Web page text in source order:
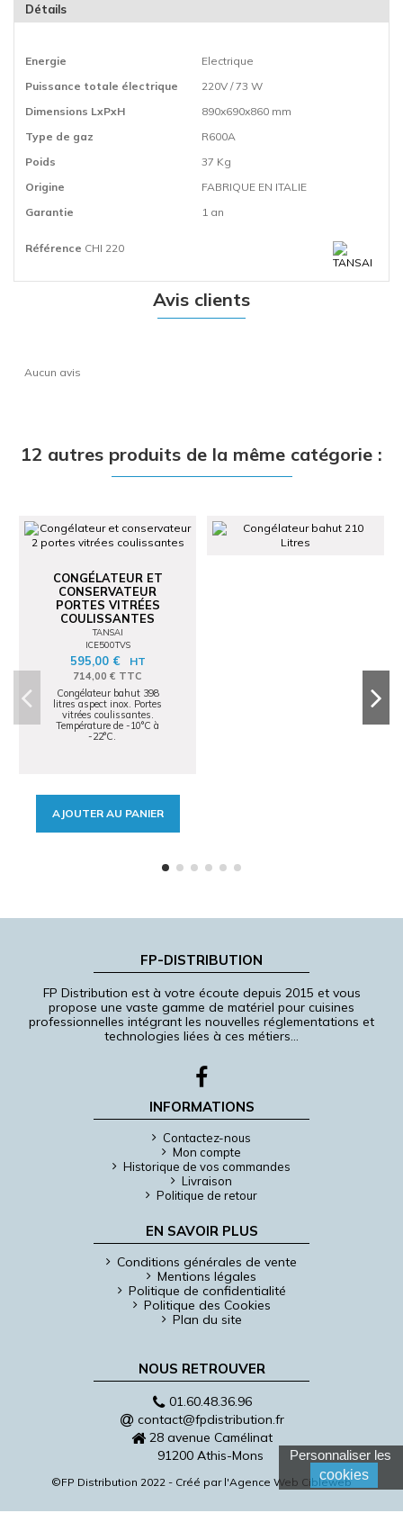
Détails
Energie
Electrique
Puissance totale électrique
220V / 73 W
Dimensions LxPxH
890x690x860 mm
Type de gaz
R600A
Poids
37 Kg
Origine
FABRIQUE EN ITALIE
Garantie
1 an
Référence CHI 220
Avis clients
Aucun avis
12 autres produits de la même catégorie :
CONGÉLATEUR ET
CONSERVATEUR
PORTES VITRÉES
COULISSANTES
TANSAI
ICE500TVS
595,00 € HT
714,00 € TTC
Congélateur bahut 398
litres aspect inox. Portes
vitrées coulissantes.
Température de -10°C à
-22°C.
AJOUTER AU PANIER
FP-DISTRIBUTION
FP Distribution est à votre écoute depuis 2015 et vous
propose une vaste gamme de matériel pour cuisines
professionnelles intégrant les nouvelles réglementations et
technologies liées à ces métiers…
INFORMATIONS
Contactez-nous
Mon compte
Historique de vos commandes
Livraison
Politique de retour
EN SAVOIR PLUS
Conditions générales de vente
Mentions légales
Politique de confidentialité
Politique des Cookies
Plan du site
NOUS RETROUVER
01.60.48.36.96
contact@fpdistribution.fr
28 avenue Camélinat
91200 Athis-Mons
©FP Distribution 2022 - Créé par l'Agence Web Cibleweb
Personnaliser les
cookies